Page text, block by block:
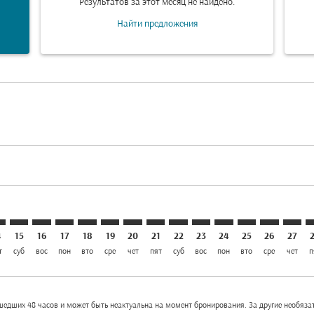
Результатов за этот месяц не найдено.
Найти предложения
15
суб
16
вос
17
пон
18
вто
HKT–AMS: cmp-view-offers-disclaimer.
19
сре
HKT–AMS: cmp-view-offers-
20
чет
HKT–AMS: cmp-view-offers-
21
пят
HKT–AMS: cmp-view-
22
суб
HKT–AMS: cmp-view-
23
вос
HKT–AMS: cmp-
24
пон
HKT–AMS:
25
вто
26
сре
27
чет
48 часов и может быть неактуальна на момент бронирования. За другие